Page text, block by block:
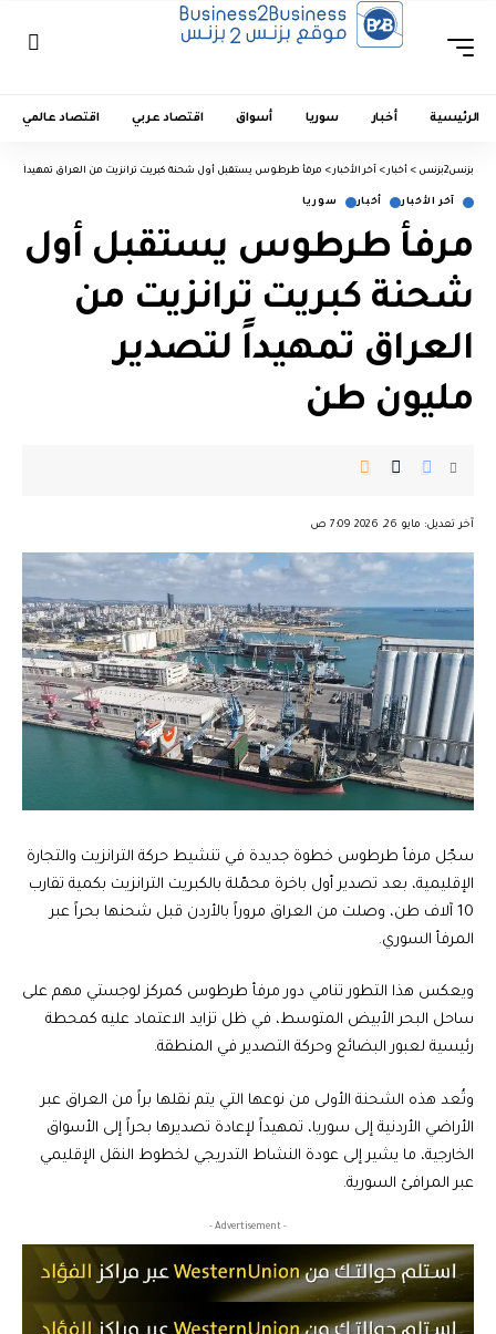
الرئيسية أخبار سوريا أسواق اقتصاد عربي اقتصاد عالمي
بزنس2بزنس > أخبار > آخر الأخبار > مرفأ طرطوس يستقبل أول شحنة كبريت ترانزيت من العراق تمهيداً
آخر الأخبار أخبار سوريا
مرفأ طرطوس يستقبل أول
شحنة كبريت ترانزيت من
العراق تمهيداً لتصدير
مليون طن
آخر تعديل: مايو 26, 2026 7:09 ص
سجّل مرفأ طرطوس خطوة جديدة في تنشيط حركة الترانزيت والتجارة
الإقليمية، بعد تصدير أول باخرة محمّلة بالكبريت الترانزيت بكمية تقارب
10 آلاف طن، وصلت من العراق مروراً بالأردن قبل شحنها بحراً عبر
المرفأ السوري.
ويعكس هذا التطور تنامي دور مرفأ طرطوس كمركز لوجستي مهم على
ساحل البحر الأبيض المتوسط، في ظل تزايد الاعتماد عليه كمحطة
رئيسية لعبور البضائع وحركة التصدير في المنطقة.
وتُعد هذه الشحنة الأولى من نوعها التي يتم نقلها براً من العراق عبر
الأراضي الأردنية إلى سوريا، تمهيداً لإعادة تصديرها بحراً إلى الأسواق
الخارجية، ما يشير إلى عودة النشاط التدريجي لخطوط النقل الإقليمي
عبر المرافئ السورية.
- Advertisement -